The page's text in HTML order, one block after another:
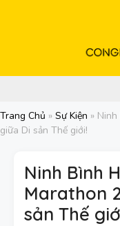
Trang Chủ » Sự Kiện »
giữa Di sản Thế giới!
Ninh Bình
Marathon
sản Thế